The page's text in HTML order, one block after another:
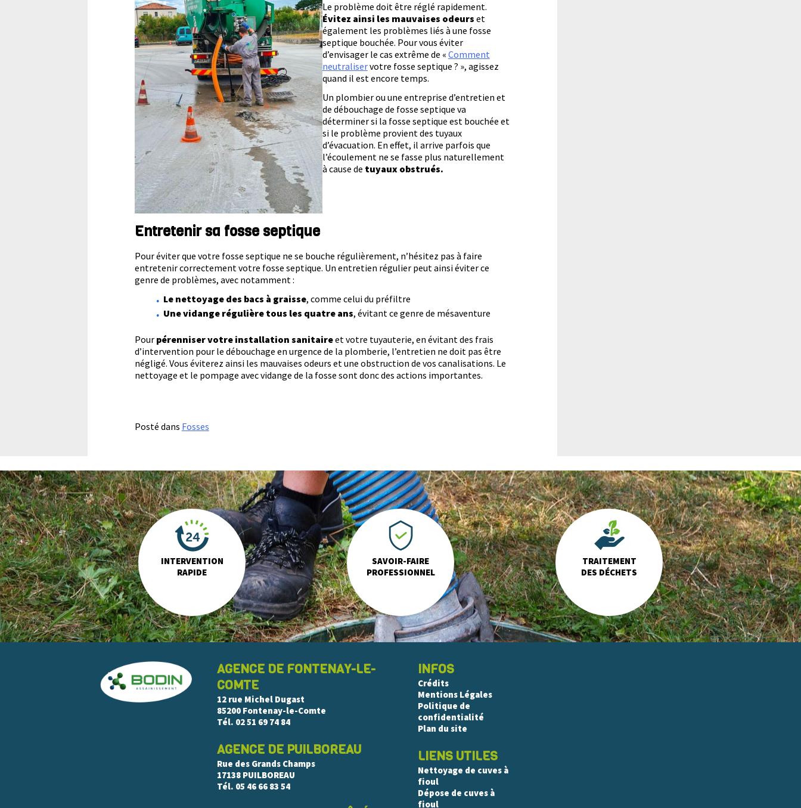
Le problème doit être réglé rapidement.
Évitez ainsi les mauvaises odeurs et
également les problèmes liés à une fosse
septique bouchée. Pour vous éviter
d’envisager le cas extrême de « Comment
neutraliservotre fosse septique ? », agissez
quand il est encore temps.
Un plombier ou une entreprise d’entretien et
de débouchage de fosse septique va
déterminer si la fosse septique est bouchée et
si le problème provient des tuyaux
d’évacuation. En effet, il arrive parfois que
l’écoulement ne se fasse plus naturellement
à cause de tuyaux obstrués.
Entretenir sa fosse septique
Pour éviter que votre fosse septique ne se bouche régulièrement, n’hésitez pas à faire
entretenir correctement votre fosse septique. Un entretien régulier peut ainsi éviter ce
genre de problèmes, avec notamment :
Le nettoyage des bacs à graisse, comme celui du préfiltre
Une vidange régulière tous les quatre ans, évitant ce genre de mésaventure
Pour pérenniser votre installation sanitaireet votre tuyauterie, en évitant des frais
d’intervention pour le débouchage en urgence de la plomberie, l’entretien ne doit pas être
négligé. Vous éviterez ainsi les mauvaises odeurs et une obstruction de vos canalisations. Le
nettoyage et le pompage avec vidange de la fosse sont donc des actions importantes.
Posté dans Fosses
INTERVENTION
RAPIDE
SAVOIR-FAIRE
PROFESSIONNEL
TRAITEMENT
DES DÉCHETS
AGENCE DE FONTENAY-LE-
COMTE
12 rue Michel Dugast
85200 Fontenay-le-Comte
Tél. 02 51 69 74 84
AGENCE DE PUILBOREAU
Rue des Grands Champs
17138 PUILBOREAU
Tél. 05 46 66 83 54
INFOS
Crédits
Mentions Légales
Politique de
confidentialité
Plan du site
LIENS UTILES
Nettoyage de cuves à
fioul
Dépose de cuves à
fioul